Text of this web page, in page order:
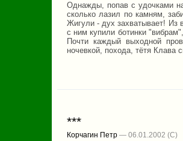
Однажды, попав с удочками
сколько лазил по камням,
Жигули - дух захватывает! Из
с ним купили ботинки
Почти каждый выходной
ночевкой, похода, тётя Клава
***
Корчагин Петр — 06.01.2002